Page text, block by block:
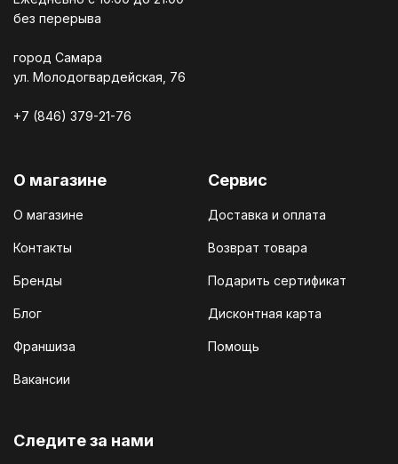
без перерыва
город Самара
ул. Молодогвардейская, 76
+7 (846) 379-21-76
О магазине
О магазине
Контакты
Бренды
Блог
Франшиза
Вакансии
Сервис
Доставка и оплата
Возврат товара
Подарить сертификат
Дисконтная карта
Помощь
Cледите за нами